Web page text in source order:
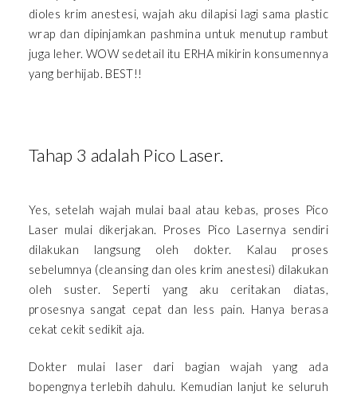
dioles krim anestesi, wajah aku dilapisi lagi sama plastic
wrap dan dipinjamkan pashmina untuk menutup rambut
juga leher. WOW sedetail itu ERHA mikirin konsumennya
yang berhijab. BEST!!
Tahap 3 adalah Pico Laser.
Yes, setelah wajah mulai baal atau kebas, proses Pico
Laser mulai dikerjakan. Proses Pico Lasernya sendiri
dilakukan langsung oleh dokter. Kalau proses
sebelumnya (cleansing dan oles krim anestesi) dilakukan
oleh suster. Seperti yang aku ceritakan diatas,
prosesnya sangat cepat dan less pain. Hanya berasa
cekat cekit sedikit aja.
Dokter mulai laser dari bagian wajah yang ada
bopengnya terlebih dahulu. Kemudian lanjut ke seluruh